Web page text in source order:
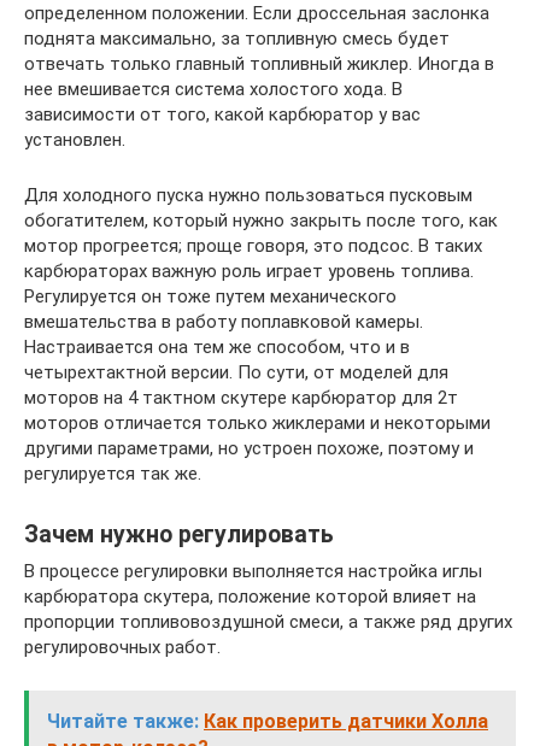
определенном положении. Если дроссельная заслонка
поднята максимально, за топливную смесь будет
отвечать только главный топливный жиклер. Иногда в
нее вмешивается система холостого хода. В
зависимости от того, какой карбюратор у вас
установлен.
Для холодного пуска нужно пользоваться пусковым
обогатителем, который нужно закрыть после того, как
мотор прогреется; проще говоря, это подсос. В таких
карбюраторах важную роль играет уровень топлива.
Регулируется он тоже путем механического
вмешательства в работу поплавковой камеры.
Настраивается она тем же способом, что и в
четырехтактной версии. По сути, от моделей для
моторов на 4 тактном скутере карбюратор для 2т
моторов отличается только жиклерами и некоторыми
другими параметрами, но устроен похоже, поэтому и
регулируется так же.
Зачем нужно регулировать
В процессе регулировки выполняется настройка иглы
карбюратора скутера, положение которой влияет на
пропорции топливовоздушной смеси, а также ряд других
регулировочных работ.
Читайте также: Как проверить датчики Холла